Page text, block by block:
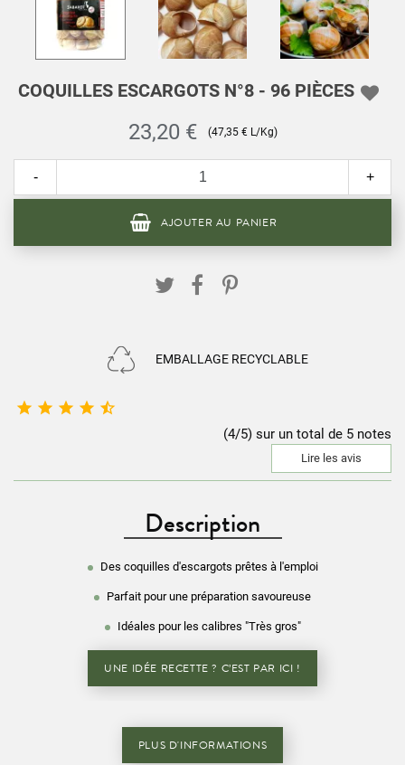
COQUILLES ESCARGOTS N°8 - 96 PIÈCES
23,20 € (47,35 € L/Kg)
- +
AJOUTER AU PANIER
EMBALLAGE RECYCLABLE
    
(4/5) sur un total de 5 notes
Lire les avis
Description
Des coquilles d'escargots prêtes à l'emploi
Parfait pour une préparation savoureuse
Idéales pour les calibres "Très gros"
UNE IDÉE RECETTE ? C’EST PAR ICI !
PLUS D'INFORMATIONS